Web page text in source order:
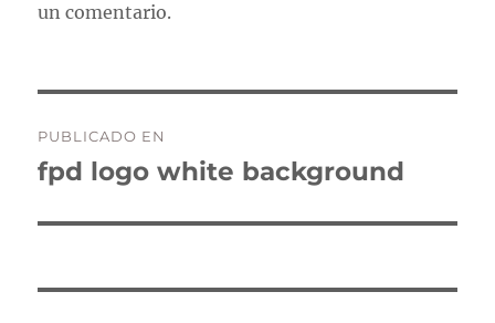
un comentario.
de
PUBLICADO EN
fpd logo white background